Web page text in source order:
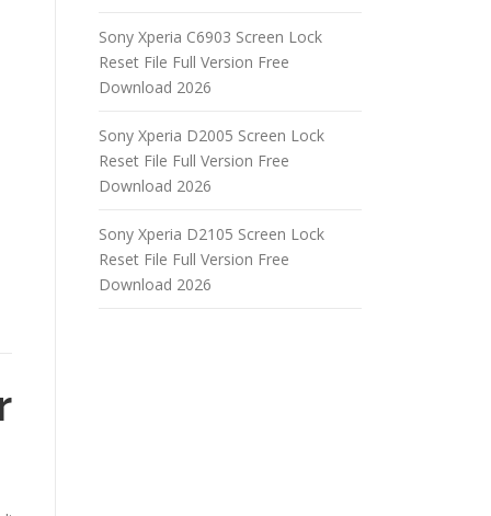
Sony Xperia C6903 Screen Lock
Reset File Full Version Free
Download 2026
Sony Xperia D2005 Screen Lock
Reset File Full Version Free
Download 2026
Sony Xperia D2105 Screen Lock
Reset File Full Version Free
Download 2026